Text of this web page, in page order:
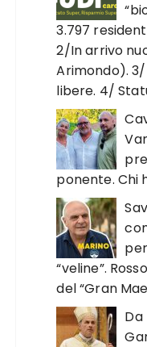
3.797
2/In arrivo
Arimondo). 3/
libere. 4/
ponente. Chi
“veline”.
del “Gran
Da